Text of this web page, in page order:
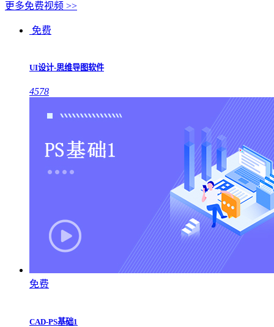
更多免费视频 >>
免费
UI设计-思维导图软件
4578
免费
CAD-PS基础1